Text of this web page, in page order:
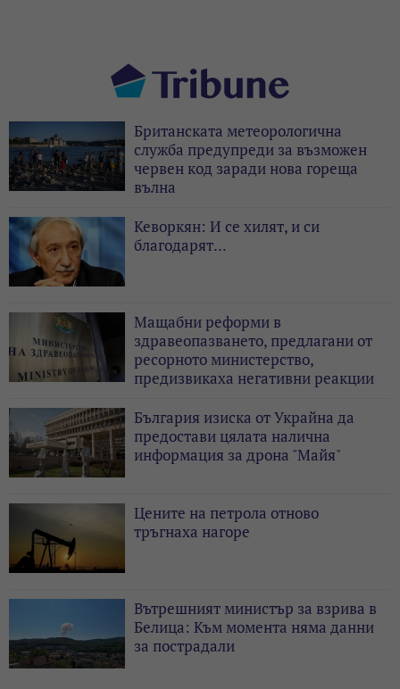
Британската метеорологична
служба предупреди за възможен
червен код заради нова гореща
вълна
Кеворкян: И се хилят, и си
благодарят...
Мащабни реформи в
здравеопазването, предлагани от
ресорното министерство,
предизвикаха негативни реакции
България изиска от Украйна да
предостави цялата налична
информация за дрона "Майя"
Цените на петрола отново
тръгнаха нагоре
Вътрешният министър за взрива в
Белица: Към момента няма данни
за пострадали